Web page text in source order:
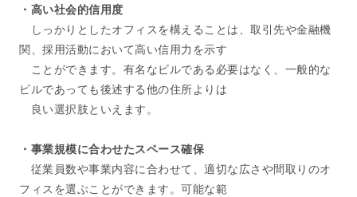
・高い社会的信用度
しっかりとしたオフィスを構えることは、取引先や金融機
関、採用活動において高い信用力を示す
ことができます。有名なビルである必要はなく、一般的な
ビルであっても後述する他の住所よりは
良い選択肢といえます。
・事業規模に合わせたスペース確保
従業員数や事業内容に合わせて、適切な広さや間取りのオ
フィスを選ぶことができます。可能な範